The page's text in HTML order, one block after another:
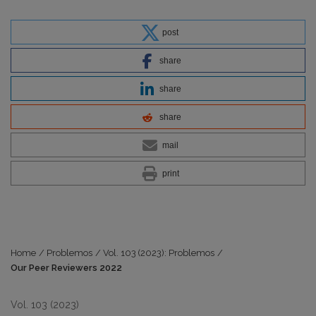
post
share
share
share
mail
print
Home / Problemos / Vol. 103 (2023): Problemos /
Our Peer Reviewers 2022
Vol. 103 (2023)